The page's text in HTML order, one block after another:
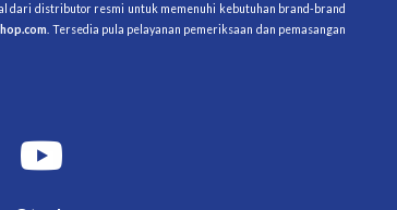
36
dari distributor resmi untuk memenuhi kebutuhan brand-brand
. Tersedia pula pelayanan pemeriksaan dan pemasangan